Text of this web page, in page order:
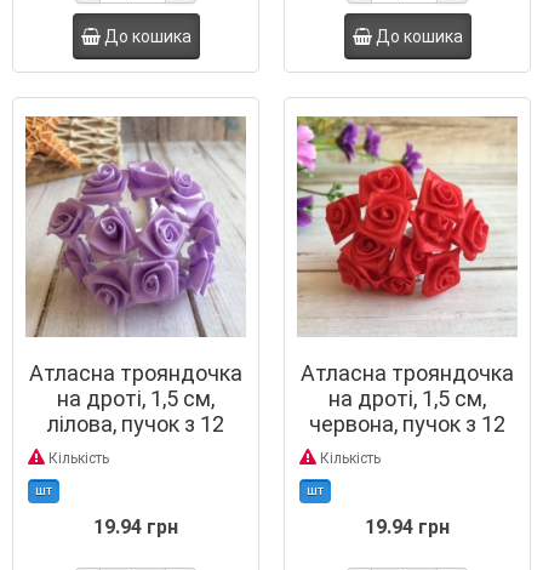
До кошика До кошика
Атласна трояндочка
на дроті, 1,5 см,
лілова, пучок з 12
квіточок
Кількість
шт
19.94 грн
Атласна трояндочка
на дроті, 1,5 см,
червона, пучок з 12
квіточок
Кількість
шт
19.94 грн